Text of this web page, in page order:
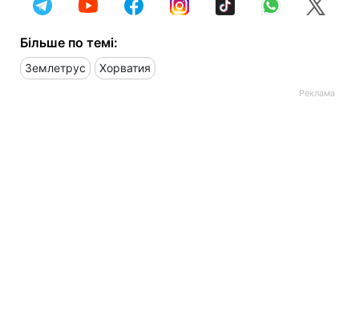
Більше по темі:
Землетрус Хорватия